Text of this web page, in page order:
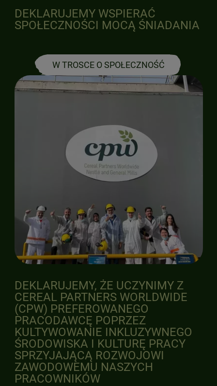
DEKLARUJEMY WSPIERAĆ
SPOŁECZNOŚCI MOCĄ ŚNIADANIA
W TROSCE O SPOŁECZNOŚĆ
DEKLARUJEMY, ŻE UCZYNIMY Z
CEREAL PARTNERS WORLDWIDE
(CPW) PREFEROWANEGO
PRACODAWCĘ POPRZEZ
KULTYWOWANIE INKLUZYWNEGO
ŚRODOWISKA I KULTURĘ PRACY
SPRZYJAJĄCĄ ROZWOJOWI
ZAWODOWEMU NASZYCH
PRACOWNIKÓW